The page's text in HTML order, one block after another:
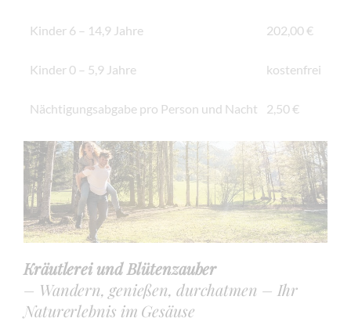
Kinder 6 – 14,9 Jahre 202,00 €
Kinder 0 – 5,9 Jahre kostenfrei
Nächtigungsabgabe pro Person und Nacht 2,50 €
Kräutlerei und Blütenzauber
– Wandern, genießen, durchatmen – Ihr
Naturerlebnis im Gesäuse